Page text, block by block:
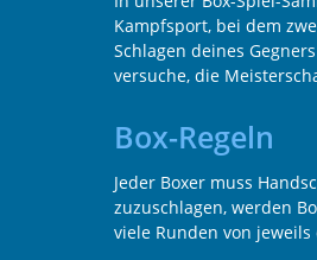
Kampfsport, bei dem
Schlagen deines
versuche, die
Box-Regeln
Jeder Boxer muss
zuzuschlagen, werden
viele Runden von